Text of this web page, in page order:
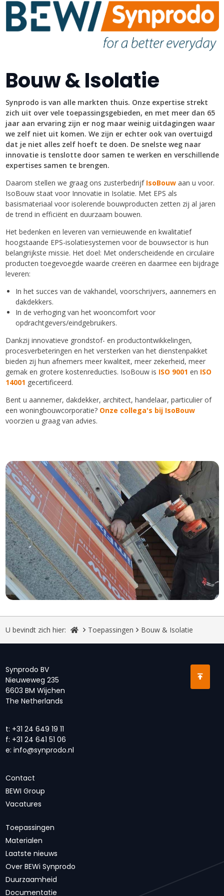
Bouw & Isolatie
Synprodo is van alle markten thuis. Onze expertise strekt
zich uit over vele toepassingsgebieden, en met meer dan 65
jaar aan ervaring zijn er nog maar weinig uitdagingen waar
we zelf niet uit komen. We zijn er echter ook van overtuigd
dat je niet alles zelf hoeft te doen. De snelste weg naar
innovatie is tenslotte door samen te werken en verschillende
expertises samen te brengen.
Daarom stellen we graag ons zusterbedrijf IsoBouwaan u voor.
IsoBouw staat voor Innovatie in Isolatie. Met EPS als
basismateriaal voor isolerende bouwproducten zetten zij al jaren
de trend in efficiënt en duurzaam bouwen.
Het bedenken en leveren van vernieuwende en kwalitatief
hoogstaande EPS-isolatiesystemen voor de bouwsector is hun
belangrijkste missie. Het doel: Met onderscheidende en circulaire
producten toegevoegde waarde creëren en daarmee een bijdrage
leveren:
In het succes van de vakhandel, voorschrijvers, aannemers en
dakdekkers.
In de verhoging van het wooncomfort voor
opdrachtgevers/eindgebruikers.
Dankzij innovatieve grondstof- en productontwikkelingen,
procesverbeteringen en het versterken van het dienstenpakket
bieden zij hun afnemers meer kwaliteit, meer zekerheid, meer
gemak en grotere kostenreducties. IsoBouw is ISO 9001 en ISO
14001 gecertificeerd.
Bent u aannemer, dakdekker, architect, handelaar, particulier of
een woningbouwcorporatie? Onze collega's bij IsoBouw
voorzien u graag van advies.
U bevindt zich hier: Toepassingen Bouw & Isolatie
Synprodo BV
Nieuweweg 235
6603 BM Wijchen
The Netherlands
t: +31 24 649 19 11
f: +31 24 641 51 06
e: info@synprodo.nl
Contact
BEWI Group
Vacatures
Toepassingen
Materialen
Laatste nieuws
Over BEWi Synprodo
Duurzaamheid
Documentatie